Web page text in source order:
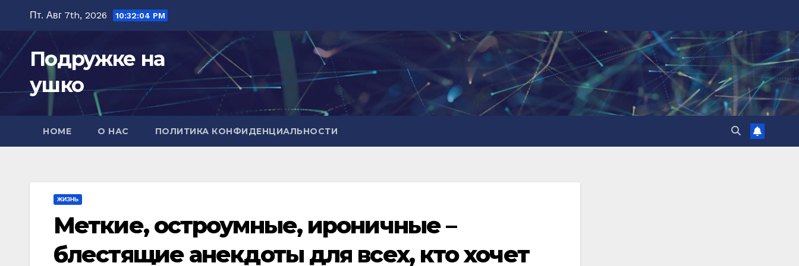
содержимому
Пт. Авг 7th, 2026 10:32:06 PM
Подружке на
ушко
HOME О НАС ПОЛИТИКА КОНФИДЕНЦИАЛЬНОСТИ
ЖИЗНЬ
Меткие, остроумные, ироничные –
блестящие анекдоты для всех, кто хочет